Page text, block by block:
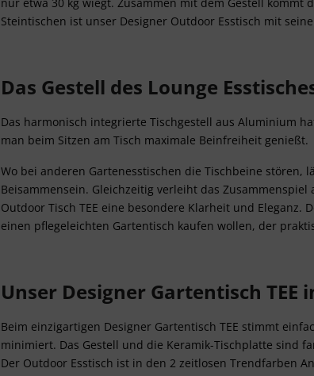
Steintischen ist unser Designer Outdoor Esstisch mit
Das Gestell des Lounge
Das harmonisch integrierte Tischgestell aus Aluminium
man beim Sitzen am Tisch maximale Beinfreiheit genießt.
Wo bei anderen Gartenesstischen die Tischbeine stören,
Beisammensein. Gleichzeitig verleiht das
Outdoor Tisch TEE eine besondere Klarheit und
einen pflegeleichten Gartentisch kaufen wollen, der
Unser Designer Gartentisch
Beim einzigartigen Designer Gartentisch TEE stimmt
minimiert. Das Gestell und die Keramik-Tischplatte sind
Der Outdoor Esstisch ist in den 2 zeitlosen Trendfarben